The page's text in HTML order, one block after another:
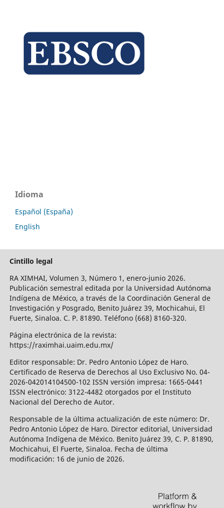
Idioma
Español (España)
English
Cintillo legal
RA XIMHAI, Volumen 3, Número 1, enero-junio 2026.
Publicación semestral editada por la Universidad Autónoma
Indígena de México, a través de la Coordinación General de
Investigación y Posgrado, Benito Juárez 39, Mochicahui, El
Fuerte, Sinaloa. C. P. 81890. Teléfono (668) 8160-320.
Página electrónica de la revista:
https://raximhai.uaim.edu.mx/
Editor responsable: Dr. Pedro Antonio López de Haro.
Certificado de Reserva de Derechos al Uso Exclusivo No. 04-
2026-042014104500-102 ISSN versión impresa: 1665-0441
ISSN electrónico: 3122-4482 otorgados por el Instituto
Nacional del Derecho de Autor.
Responsable de la última actualización de este número: Dr.
Pedro Antonio López de Haro. Director editorial, Universidad
Autónoma Indígena de México. Benito Juárez 39, C. P. 81890,
Mochicahui, El Fuerte, Sinaloa. Fecha de última
modificación: 16 de junio de 2026.